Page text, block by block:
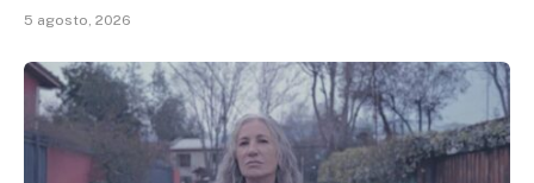
5 agosto, 2026